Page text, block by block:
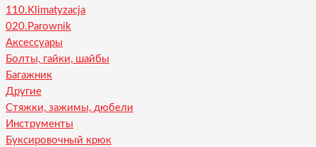
110.Klimatyzacja
020.Parownik
Аксессуары
Болты, гайки, шайбы
Багажник
Другие
Стяжки, зажимы, дюбели
Инструменты
Буксировочный крюк